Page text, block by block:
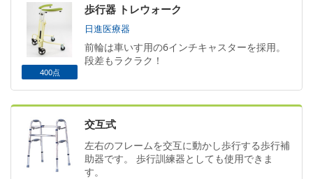
400点
歩行器 トレウォーク
日進医療器
前輪は車いす用の6インチキャスターを採用。
段差もラクラク！
交互式
左右のフレームを交互に動かし歩行する歩行補
助器です。 歩行訓練器としても使用できま
す。